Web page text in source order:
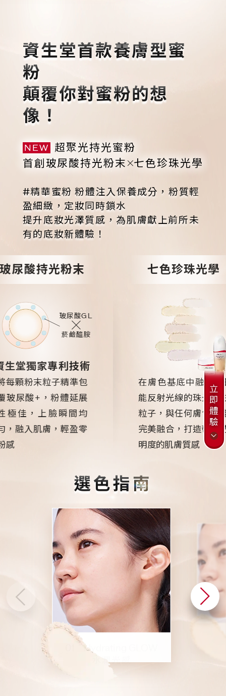
資生堂首款養膚型蜜
粉
顛覆你對蜜粉的想
像！
NEW
超聚光持光蜜粉
首創玻尿酸持光粉末
七色珍珠光學
#精華蜜粉 粉體注入保養成分，粉質輕
盈細緻，定妝同時鎖水
提升底妝光澤質感，為肌膚獻上前所未
有的底妝新體驗！
玻尿酸持光粉末
玻尿酸GL
菸鹼醯胺
資生堂獨家專利技術
將每顆粉末粒子精準包
覆玻尿酸+，粉體延展
性極佳，上臉瞬間均
勻，融入肌膚，輕盈零
粉感
七色珍珠光學
在膚色基底中融入7種
能反射光線的珠光色彩
粒子，與任何膚色都能
完美融合，打造帶有透
明度的肌膚質感
選色指南
01 Hydrating GLOW
水潤光感
立
即
體
驗